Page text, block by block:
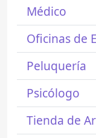
Médico
Oficinas de
Peluquería
Psicólogo
Tienda de